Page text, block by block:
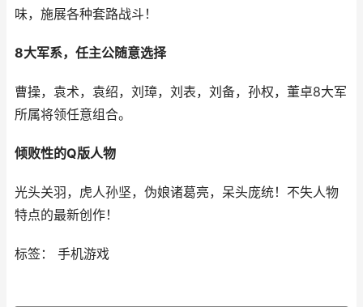
味，施展各种套路战斗！
8大军系，任主公随意选择
曹操，袁术，袁绍，刘璋，刘表，刘备，孙权，董卓8大军
所属将领任意组合。
倾败性的Q版人物
光头关羽，虎人孙坚，伪娘诸葛亮，呆头庞统！不失人物
特点的最新创作！
标签： 手机游戏